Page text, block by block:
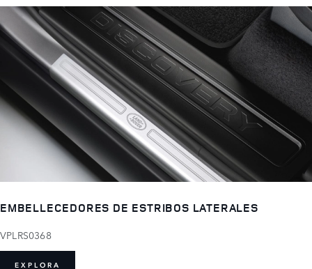
EMBELLECEDORES DE ESTRIBOS LATERALES
VPLRS0368
EXPLORA